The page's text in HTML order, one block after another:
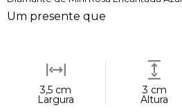
Um presente que
3,5 cm
Largura
3 cm
Altura